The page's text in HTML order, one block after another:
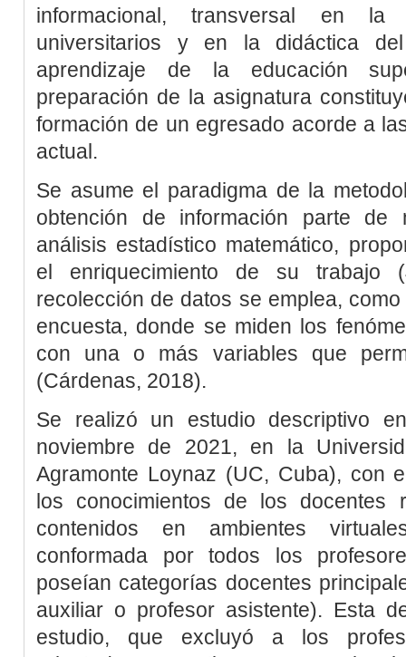
informacional, transversal en la
universitarios y en la didáctica
aprendizaje de la educación
preparación de la asignatura
formación de un egresado acorde a
actual.
Se asume el paradigma de la
obtención de información parte de
análisis estadístico matemático,
el enriquecimiento de su trabajo (
recolección de datos se emplea,
encuesta, donde se miden los
con una o más variables que
(Cárdenas, 2018).
Se realizó un estudio descriptivo
noviembre de 2021, en la
Agramonte Loynaz (UC, Cuba), con
los conocimientos de los docentes
contenidos en ambientes
conformada por todos los
poseían categorías docentes
auxiliar o profesor asistente). Esta
estudio, que excluyó a los